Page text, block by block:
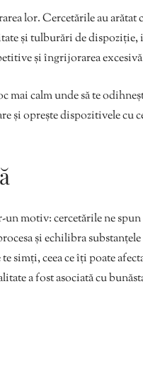
lor. Cercetările au arătat
și tulburări de
și îngrijorarea
calm unde să te
și oprește dispozitivele cu
motiv: cercetările ne spun
și echilibra
simți, ceea ce îți poate
a fost asociată cu